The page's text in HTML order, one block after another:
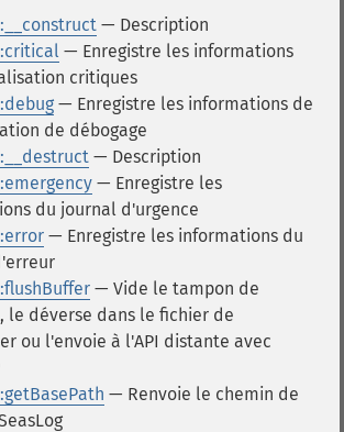
— Description
— Enregistre les informations
critiques
— Enregistre les informations de
de débogage
— Description
— Enregistre les
du journal d'urgence
— Enregistre les informations du
— Vide le tampon de
le déverse dans le fichier de
ou l'envoie à l'API distante avec
— Renvoie le chemin de